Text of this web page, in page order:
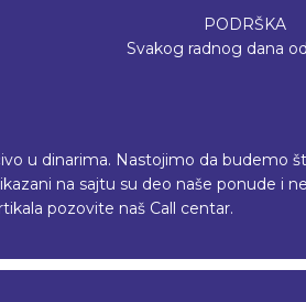
PODRŠKA
Svakog radnog dana
u dinarima. Nastojimo da budemo
na sajtu su deo naše ponude i
pozovite naš Call centar.